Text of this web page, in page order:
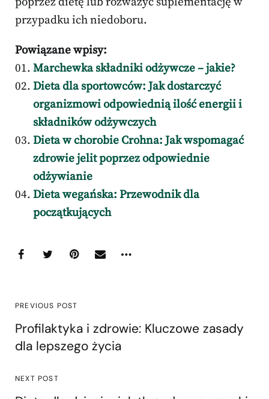
przypadku ich niedoboru.
Powiązane wpisy:
Marchewka składniki odżywcze – jakie?
Dieta dla sportowców: Jak dostarczyć
organizmowi odpowiednią ilość energii i
składników odżywczych
Dieta w chorobie Crohna: Jak wspomagać
zdrowie jelit poprzez odpowiednie
odżywianie
Dieta wegańska: Przewodnik dla
początkujących
PREVIOUS POST
Profilaktyka i zdrowie: Kluczowe zasady
dla lepszego życia
NEXT POST